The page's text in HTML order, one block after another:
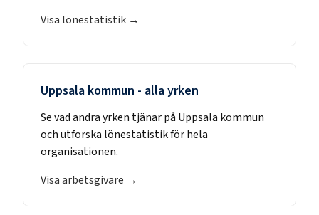
Visa lönestatistik →
Uppsala kommun - alla yrken
Se vad andra yrken tjänar på Uppsala kommun
och utforska lönestatistik för hela
organisationen.
Visa arbetsgivare →